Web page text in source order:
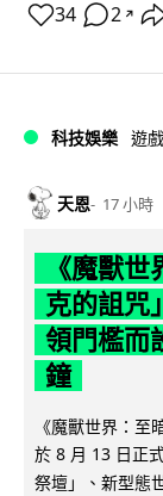
34 2 ↗
科技娛樂 遊
天恩 17 小時
《魔獸
克的詛咒
領門檻而
鐘
《魔獸世界：
於 8 月 13 日正
祭壇」、新型態